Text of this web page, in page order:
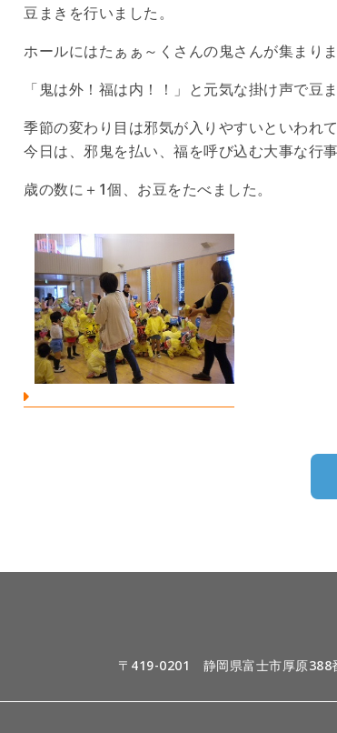
豆まきを行いました。
ホールにはたぁぁ～くさんの鬼さんが集まりま
「鬼は外！福は内！！」と元気な掛け声で豆
季節の変わり目は邪気が入りやすいといわれて
今日は、邪鬼を払い、福を呼び込む大事な行事
歳の数に＋1個、お豆をたべました。
〒419-0201 静岡県富士市厚原388